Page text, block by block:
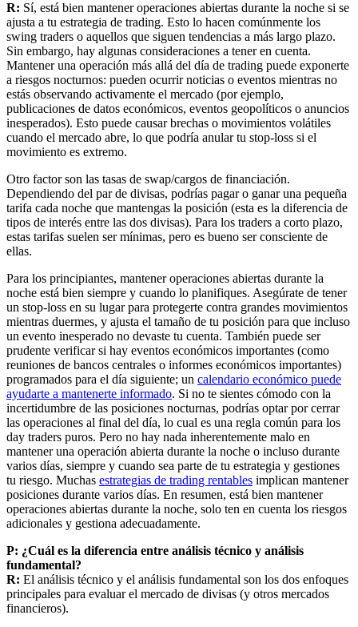
R: Sí, está bien mantener operaciones abiertas durante la noche si se
ajusta a tu estrategia de trading. Esto lo hacen comúnmente los
swing traders o aquellos que siguen tendencias a más largo plazo.
Sin embargo, hay algunas consideraciones a tener en cuenta.
Mantener una operación más allá del día de trading puede exponerte
a riesgos nocturnos: pueden ocurrir noticias o eventos mientras no
estás observando activamente el mercado (por ejemplo,
publicaciones de datos económicos, eventos geopolíticos o anuncios
inesperados). Esto puede causar brechas o movimientos volátiles
cuando el mercado abre, lo que podría anular tu stop-loss si el
movimiento es extremo.
Otro factor son las tasas de swap/cargos de financiación.
Dependiendo del par de divisas, podrías pagar o ganar una pequeña
tarifa cada noche que mantengas la posición (esta es la diferencia de
tipos de interés entre las dos divisas). Para los traders a corto plazo,
estas tarifas suelen ser mínimas, pero es bueno ser consciente de
ellas.
Para los principiantes, mantener operaciones abiertas durante la
noche está bien siempre y cuando lo planifiques. Asegúrate de tener
un stop-loss en su lugar para protegerte contra grandes movimientos
mientras duermes, y ajusta el tamaño de tu posición para que incluso
un evento inesperado no devaste tu cuenta. También puede ser
prudente verificar si hay eventos económicos importantes (como
reuniones de bancos centrales o informes económicos importantes)
programados para el día siguiente; un calendario económico puede
ayudarte a mantenerte informado. Si no te sientes cómodo con la
incertidumbre de las posiciones nocturnas, podrías optar por cerrar
las operaciones al final del día, lo cual es una regla común para los
day traders puros. Pero no hay nada inherentemente malo en
mantener una operación abierta durante la noche o incluso durante
varios días, siempre y cuando sea parte de tu estrategia y gestiones
tu riesgo. Muchas estrategias de trading rentables implican mantener
posiciones durante varios días. En resumen, está bien mantener
operaciones abiertas durante la noche, solo ten en cuenta los riesgos
adicionales y gestiona adecuadamente.
P: ¿Cuál es la diferencia entre análisis técnico y análisis
fundamental?
R: El análisis técnico y el análisis fundamental son los dos enfoques
principales para evaluar el mercado de divisas (y otros mercados
financieros).